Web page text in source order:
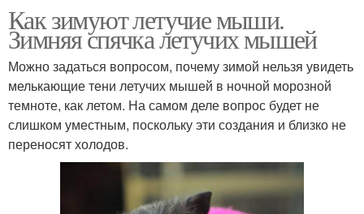
Как зимуют летучие мыши.
Зимняя спячка летучих мышей
Можно задаться вопросом, почему зимой нельзя увидеть
мелькающие тени летучих мышей в ночной морозной
темноте, как летом. На самом деле вопрос будет не
слишком уместным, поскольку эти создания и близко не
переносят холодов.